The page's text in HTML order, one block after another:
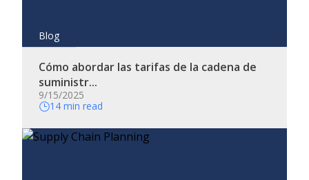
Blog
Cómo abordar las tarifas de la cadena de
suministr...
9/15/2025
14 min read